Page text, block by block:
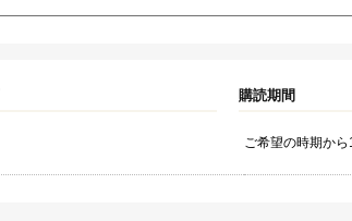
購読期間
ご希望の時期から